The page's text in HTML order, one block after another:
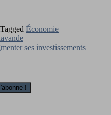
Tagged Économie
ses investissements